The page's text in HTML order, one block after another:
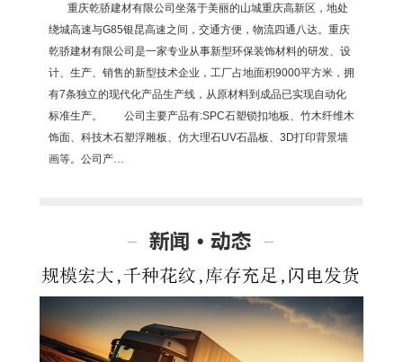
重庆乾骄建材有限公司坐落于美丽的山城重庆高新区，地处
绕城高速与G85银昆高速之间，交通方便，物流四通八达。重庆
乾骄建材有限公司是一家专业从事新型环保装饰材料的研发、设
计、生产、销售的新型技术企业，工厂占地面积9000平方米，拥
有7条独立的现代化产品生产线，从原材料到成品已实现自动化
标准生产。 公司主要产品有:SPC石塑锁扣地板、竹木纤维木
饰面、科技木石塑浮雕板、仿大理石UV石晶板、3D打印背景墙
画等。公司产…